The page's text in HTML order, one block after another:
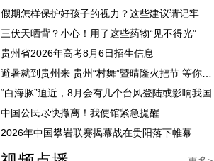
假期怎样保护好孩子的视力？这些建议请记牢
三伏天晒背？小心！用了这些药物“见不得光”
贵州省2026年高考8月6日招生信息
“白海豚”迫近，8月会有几个台风登陆或影响我国
中国公民尽快撤离！我使馆紧急提醒
2026年中国攀岩联赛揭幕战在贵阳落下帷幕